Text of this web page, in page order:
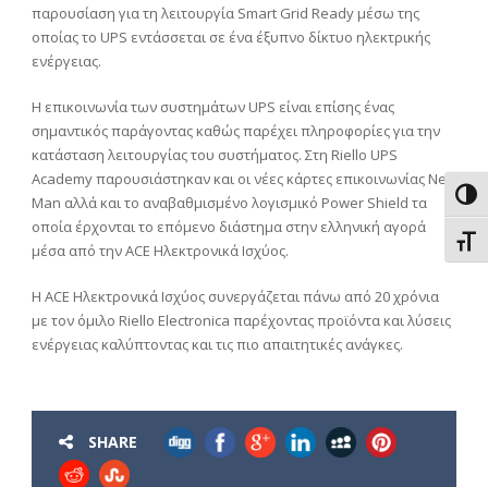
παρουσίαση για τη λειτουργία Smart Grid Ready μέσω της
οποίας το UPS εντάσσεται σε ένα έξυπνο δίκτυο ηλεκτρικής
ενέργειας.
Η επικοινωνία των συστημάτων UPS είναι επίσης ένας
σημαντικός παράγοντας καθώς παρέχει πληροφορίες για την
κατάσταση λειτουργίας του συστήματος. Στη Riello UPS
Academyπαρουσιάστηκαν και οι νέες κάρτες επικοινωνίας Net
Man αλλά και το αναβαθμισμένο λογισμικό Power Shield τα
οποία έρχονται το επόμενο διάστημα στην ελληνική αγορά
μέσα από τηνACE Ηλεκτρονικά Ισχύος.
H ACE Ηλεκτρονικά Ισχύος συνεργάζεται πάνω από 20 χρόνια
με τον όμιλο Riello Electronica παρέχοντας προϊόντα και λύσεις
ενέργειας καλύπτοντας και τις πιο απαιτητικές ανάγκες.
SHARE